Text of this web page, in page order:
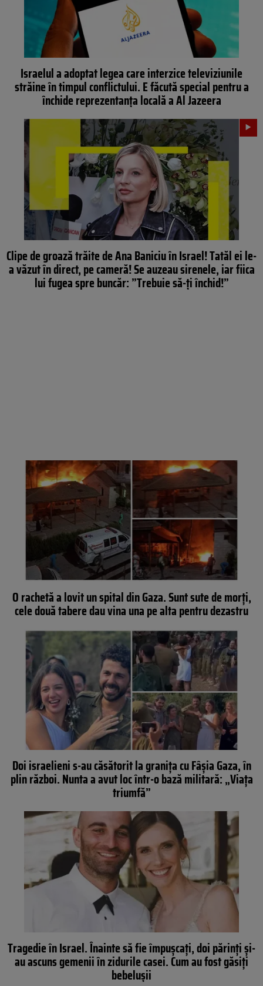
Israelul a adoptat legea care interzice televiziunile
străine în timpul conflictului. E făcută special pentru a
închide reprezentanța locală a Al Jazeera
Clipe de groază trăite de Ana Baniciu în Israel! Tatăl ei le-
a văzut în direct, pe cameră! Se auzeau sirenele, iar fiica
lui fugea spre buncăr: ”Trebuie să-ți închid!”
O rachetă a lovit un spital din Gaza. Sunt sute de morți,
cele două tabere dau vina una pe alta pentru dezastru
Doi israelieni s-au căsătorit la granița cu Fâșia Gaza, în
plin război. Nunta a avut loc într-o bază militară: „Viața
triumfă”
Tragedie în Israel. Înainte să fie împușcați, doi părinți și-
au ascuns gemenii în zidurile casei. Cum au fost găsiți
bebelușii